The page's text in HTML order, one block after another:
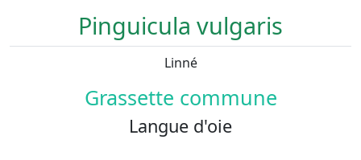
Pinguicula vulgaris
Linné
Grassette commune
Langue d'oie